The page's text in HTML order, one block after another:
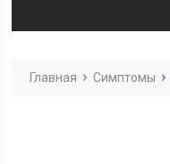
Главная Симптомы